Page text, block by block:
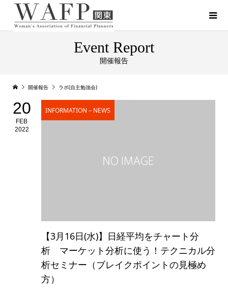
Event Report
開催報告
開催報告 ラボ(自主勉強会)
20
FEB
2022
INFORMATION – NEWS
【3月16日(水)】日経平均をチャート分
析 マーケット分析に使う！テクニカル分
析セミナー（ブレイクポイントの見極め
方）